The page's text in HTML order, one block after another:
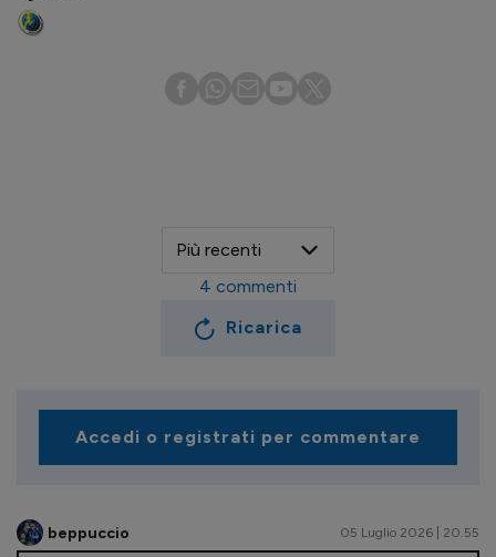
Ricarica
4 commenti
Accedi o registrati per commentare
beppuccio 05 Luglio 2026 | 20.55